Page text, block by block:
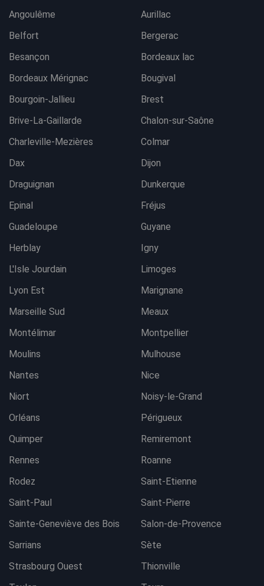
Angoulême
Aurillac
Belfort
Bergerac
Besançon
Bordeaux lac
Bordeaux Mérignac
Bougival
Bourgoin-Jallieu
Brest
Brive-La-Gaillarde
Chalon-sur-Saône
Charleville-Mezières
Colmar
Dax
Dijon
Draguignan
Dunkerque
Epinal
Fréjus
Guadeloupe
Guyane
Herblay
Igny
L'Isle Jourdain
Limoges
Lyon Est
Marignane
Marseille Sud
Meaux
Montélimar
Montpellier
Moulins
Mulhouse
Nantes
Nice
Niort
Noisy-le-Grand
Orléans
Périgueux
Quimper
Remiremont
Rennes
Roanne
Rodez
Saint-Etienne
Saint-Paul
Saint-Pierre
Sainte-Geneviève des Bois
Salon-de-Provence
Sarrians
Sète
Strasbourg Ouest
Thionville